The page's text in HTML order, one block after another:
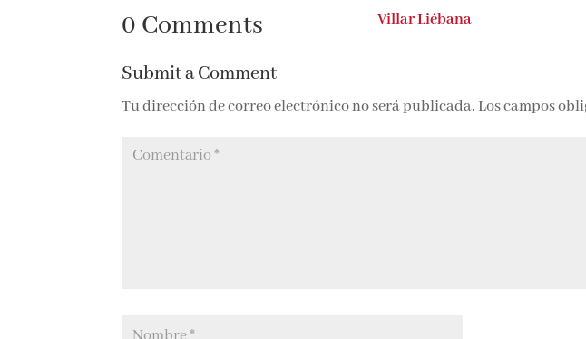
ubicación
0 Comments
Submit a Comment
Tu dirección de correo electrónico no será publicada. Los campos